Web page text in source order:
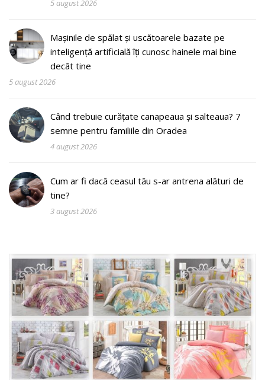
5 august 2026
Mașinile de spălat și uscătoarele bazate pe
inteligență artificială îți cunosc hainele mai bine
decât tine
5 august 2026
Când trebuie curățate canapeaua și salteaua? 7
semne pentru familiile din Oradea
4 august 2026
Cum ar fi dacă ceasul tău s-ar antrena alături de
tine?
3 august 2026